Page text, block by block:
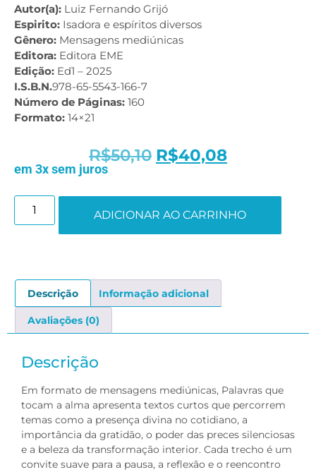
Autor(a): Luiz Fernando Grijó
Espirito: Isadora e espíritos diversos
Gênero: Mensagens mediúnicas
Editora: Editora EME
Edição: Ed1 – 2025
I.S.B.N.978-65-5543-166-7
Número de Páginas: 160
Formato: 14×21
R$50,10 R$40,08
em 3x sem juros
ADICIONAR AO CARRINHO
Descrição Informação adicional
Avaliações (0)
Descrição
Em formato de mensagens mediúnicas, Palavras que
tocam a alma apresenta textos curtos que percorrem
temas como a presença divina no cotidiano, a
importância da gratidão, o poder das preces silenciosas
e a beleza da transformação interior. Cada trecho é um
convite suave para a pausa, a reflexão e o reencontro